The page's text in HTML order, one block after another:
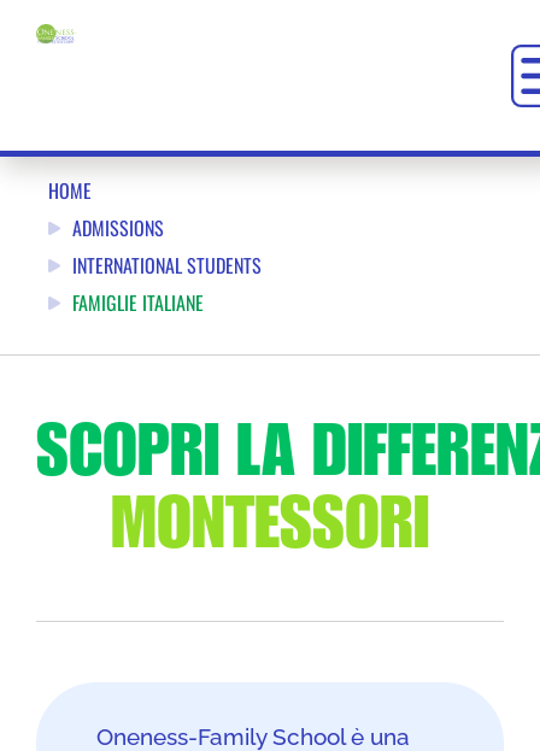
UNA SCUOLA MONTESSORI PER FAMIGLIE ITALIANE
HOME
ADMISSIONS
INTERNATIONAL STUDENTS
FAMIGLIE ITALIANE
SCOPRI LA
MONTESSORI
Oneness-Family School è una